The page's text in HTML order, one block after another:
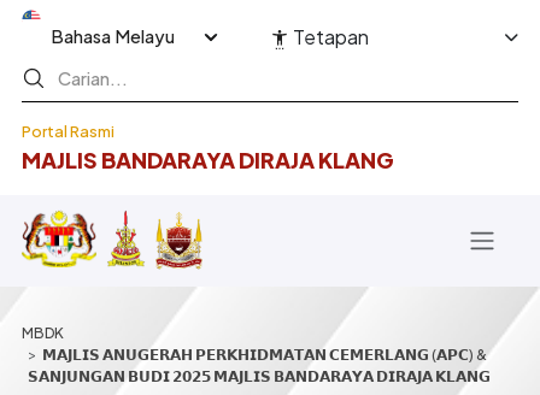
Langkau ke kandungan utama
Portal Rasmi
MAJLIS BANDARAYA DIRAJA KLANG
Select your language Tetapan
Breadcrumb
𝗠𝗔𝗝𝗟𝗜𝗦 𝗔𝗡𝗨𝗚𝗘𝗥𝗔𝗛 𝗣𝗘𝗥𝗞𝗛𝗜𝗗𝗠𝗔𝗧𝗔𝗡 𝗖𝗘𝗠𝗘𝗥𝗟𝗔𝗡𝗚 (𝗔𝗣𝗖) &
𝗦𝗔𝗡𝗝𝗨𝗡𝗚𝗔𝗡 𝗕𝗨𝗗𝗜 𝟮𝟬𝟮𝟱 𝗠𝗔𝗝𝗟𝗜𝗦 𝗕𝗔𝗡𝗗𝗔𝗥𝗔𝗬𝗔 𝗗𝗜𝗥𝗔𝗝𝗔 𝗞𝗟𝗔𝗡𝗚